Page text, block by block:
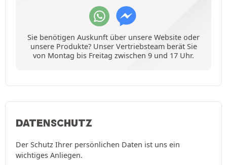
Sie benötigen Auskunft über unsere Website oder
unsere Produkte? Unser Vertriebsteam berät Sie
von Montag bis Freitag zwischen 9 und 17 Uhr.
DATENSCHUTZ
Der Schutz Ihrer persönlichen Daten ist uns ein
wichtiges Anliegen.